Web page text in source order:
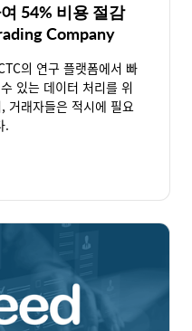
54% 비용 절감
Company
의 연구 플랫폼에서 빠
있는 데이터 처리를 위
거래자들은 적시에 필요
.